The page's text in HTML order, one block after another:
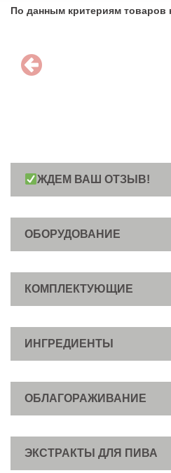
По данным критериям товаров
ЖДЕМ ВАШ ОТЗЫВ!
ОБОРУДОВАНИЕ
КОМПЛЕКТУЮЩИЕ
ИНГРЕДИЕНТЫ
ОБЛАГОРАЖИВАНИЕ
ЭКСТРАКТЫ ДЛЯ ПИВА